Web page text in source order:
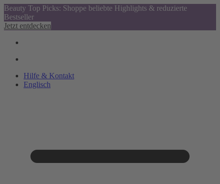
Beauty Top Picks: Shoppe beliebte Highlights & reduzierte
Bestseller
Jetzt entdecken
Hilfe & Kontakt
Englisch